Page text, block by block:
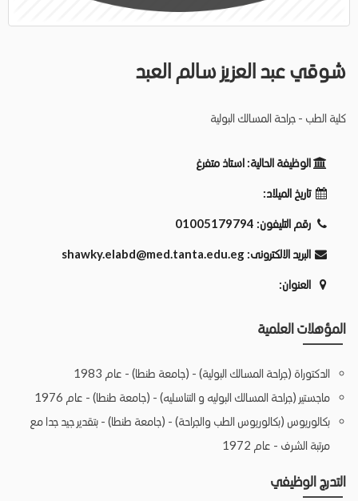
شوقي عبد العزيز سالم العبد
كلية الطب - جراحة المسالك البولية
الوظيفة الحالية: استاذ متفرغ
تاريخ الميلاد:
رقم التليفون: 01005179794
البريد الالكترونى: shawky.elabd@med.tanta.edu.eg
العنوان:
المؤهلات العلمية
الدكتوراة (جراحة المسالك البولية) - (جامعة طنطا) - عام 1983
ماجستير (جراحة المسالك البوليه و التناسليه) - (جامعة طنطا) - عام 1976
بكالوريوس (بكالوريوس الطب والجراحة) - (جامعة طنطا) - بتقدير جيد جدا مع
مرتبة الشرف - عام 1972
التدرج الوظيفي